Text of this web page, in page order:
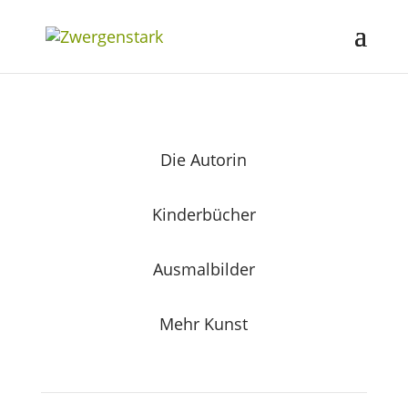
Die Autorin
Kinderbücher
Ausmalbilder
Mehr Kunst